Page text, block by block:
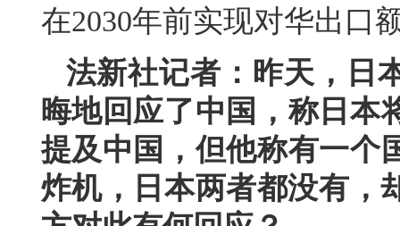
在2030年前实现对华出口
法新社记者：昨天，日
晦地回应了中国，称日本
提及中国，但他称有一个
炸机，日本两者都没有，